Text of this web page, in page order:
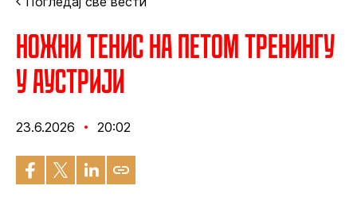
Ножни тенис на петом тренингу
у Аустрији
23.6.2026 20:02